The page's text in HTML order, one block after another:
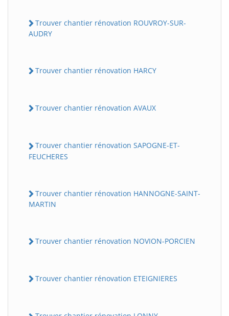
Trouver chantier rénovation ROUVROY-SUR-
AUDRY
Trouver chantier rénovation HARCY
Trouver chantier rénovation AVAUX
Trouver chantier rénovation SAPOGNE-ET-
FEUCHERES
Trouver chantier rénovation HANNOGNE-SAINT-
MARTIN
Trouver chantier rénovation NOVION-PORCIEN
Trouver chantier rénovation ETEIGNIERES
BatiWebPro
BatiWebPro